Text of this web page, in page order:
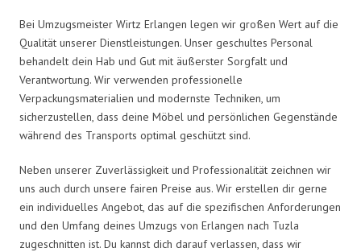
Bei Umzugsmeister Wirtz Erlangen legen wir großen Wert auf die
Qualität unserer Dienstleistungen. Unser geschultes Personal
behandelt dein Hab und Gut mit äußerster Sorgfalt und
Verantwortung. Wir verwenden professionelle
Verpackungsmaterialien und modernste Techniken, um
sicherzustellen, dass deine Möbel und persönlichen Gegenstände
während des Transports optimal geschützt sind.
Neben unserer Zuverlässigkeit und Professionalität zeichnen wir
uns auch durch unsere fairen Preise aus. Wir erstellen dir gerne
ein individuelles Angebot, das auf die spezifischen Anforderungen
und den Umfang deines Umzugs von Erlangen nach Tuzla
zugeschnitten ist. Du kannst dich darauf verlassen, dass wir